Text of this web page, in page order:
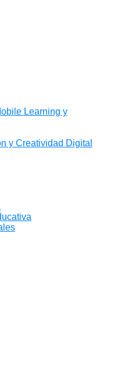
Learning y
y Creatividad Digital